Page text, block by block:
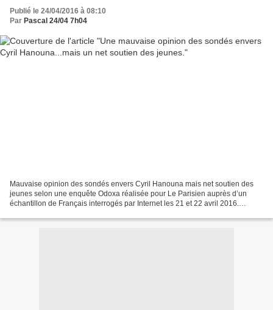
Publié le 24/04/2016 à 08:10
Par Pascal 24/04 7h04
Mauvaise opinion des sondés envers Cyril Hanouna mais net soutien des
jeunes selon une enquête Odoxa réalisée pour Le Parisien auprès d’un
échantillon de Français interrogés par Internet les 21 et 22 avril 2016.